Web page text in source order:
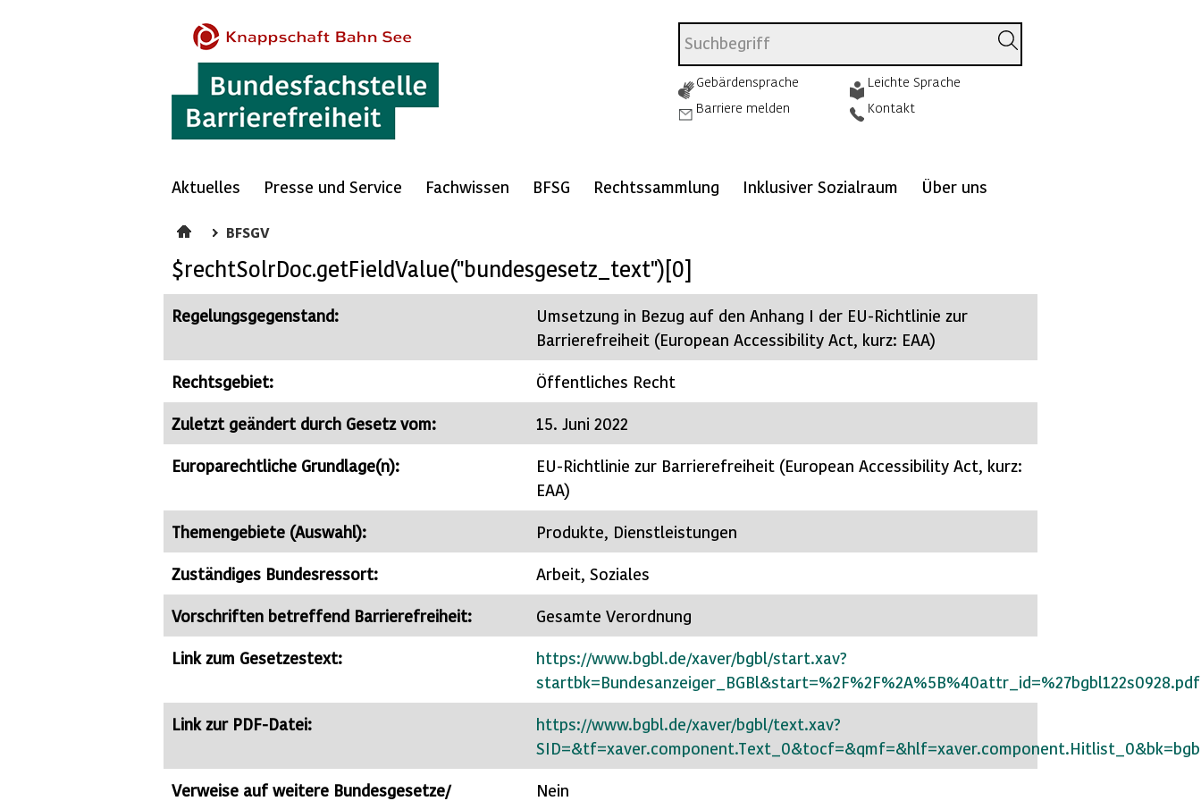
Gebärdensprache
Leichte Sprache
Barriere melden
Kontakt
Aktuelles Presse und Service Fachwissen BFSG Rechtssammlung Inklusiver Sozialraum Über uns
BFSGV
$rechtSolrDoc.getFieldValue("bundesgesetz_text")[0]
Regelungsgegenstand:
Umsetzung in Bezug auf den Anhang I der EU-Richtlinie zur
Barrierefreiheit (European Accessibility Act, kurz: EAA)
Rechtsgebiet: Öffentliches Recht
Zuletzt geändert durch Gesetz vom: 15. Juni 2022
Europarechtliche Grundlage(n):
EU-Richtlinie zur Barrierefreiheit (European Accessibility Act, kurz:
EAA)
Themengebiete (Auswahl): Produkte, Dienstleistungen
Zuständiges Bundesressort: Arbeit, Soziales
Vorschriften betreffend Barrierefreiheit: Gesamte Verordnung
Link zum Gesetzestext:
https://www.bgbl.de/xaver/bgbl/start.xav?
Link zur PDF-Datei:
https://www.bgbl.de/xaver/bgbl/text.xav?
Verweise auf weitere Bundesgesetze/ Nein